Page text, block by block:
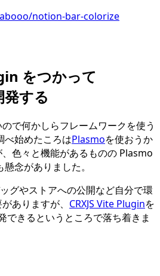
notion-bar-colorize
をつかって
する
で何かしらフレームワークを使う
べ始めたころはPlasmoを使おうか
色々と機能があるものの Plasmo
念がありました。
グやストアへの公開など自分で環
ありますが、 CRXJS Vite Pluginを
できるというところで落ち着きま